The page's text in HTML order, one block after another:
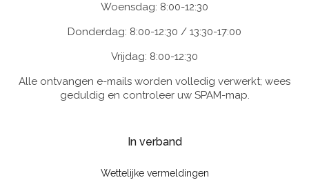
Woensdag: 8:00-12:30
Donderdag: 8:00-12:30 / 13:30-17:00
Vrijdag: 8:00-12:30
Alle ontvangen e-mails worden volledig verwerkt; wees
geduldig en controleer uw SPAM-map.
In verband
Wettelijke vermeldingen